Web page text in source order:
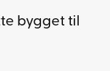
bygget til